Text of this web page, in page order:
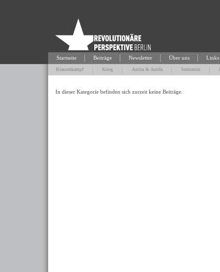
Startseite Beiträge Newsletter Über uns Links
Klassenkampf Krieg Antira & Antifa Sexismus
In dieser Kategorie befinden sich zurzeit keine Beiträge.